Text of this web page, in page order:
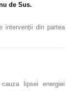
de Sus.
intervenții din partea
lipsei energiei